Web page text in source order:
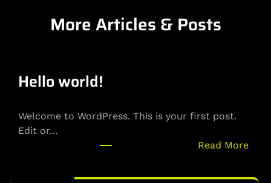
More Articles & Posts
Hello world!
Welcome to WordPress. This is your first post.
Edit or…
Read More: